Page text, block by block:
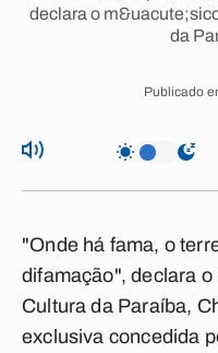
declara o
da
Publicado
"Onde há fama, o
difamação", declara
Cultura da Paraíba,
exclusiva concedida